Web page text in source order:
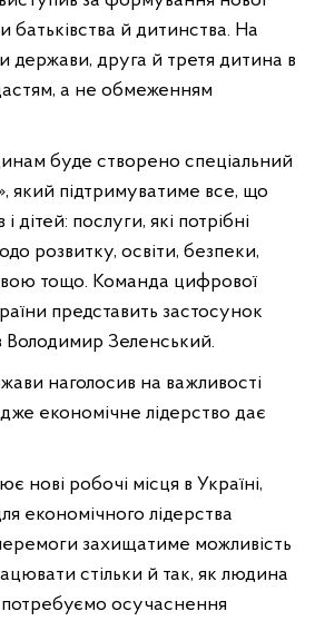
батьківства й дитинства. На
держави, друга й третя дитина в
а не обмеженням
буде створено спеціальний
який підтримуватиме все, що
дітей: послуги, які потрібні
розвитку, освіти, безпеки,
тощо. Команда цифрової
представить застосунок
Володимир Зеленський.
наголосив на важливості
економічне лідерство дає
нові робочі місця в Україні,
економічного лідерства
захищатиме можливість
стільки й так, як людина
осучаснення